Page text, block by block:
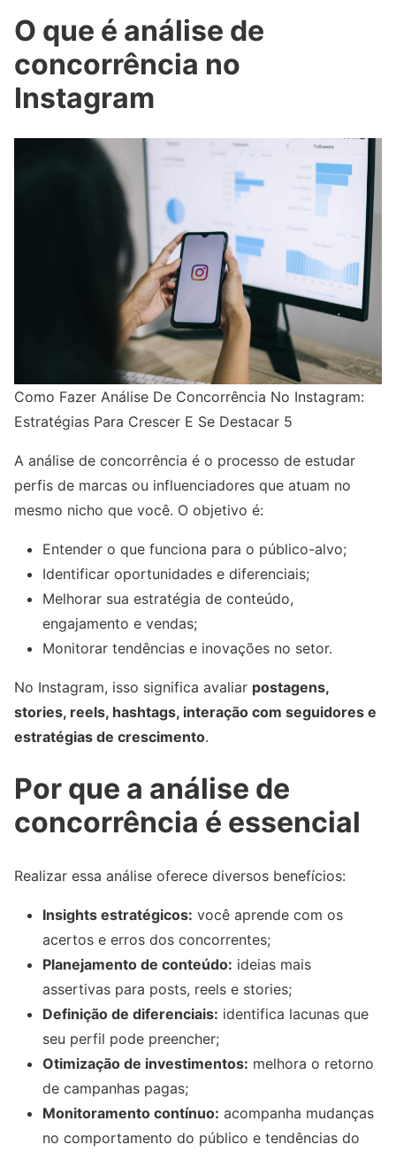
O que é análise de
concorrência no
Instagram
Como Fazer Análise De Concorrência No Instagram:
Estratégias Para Crescer E Se Destacar 5
A análise de concorrência é o processo de estudar
perfis de marcas ou influenciadores que atuam no
mesmo nicho que você. O objetivo é:
Entender o que funciona para o público-alvo;
Identificar oportunidades e diferenciais;
Melhorar sua estratégia de conteúdo,
engajamento e vendas;
Monitorar tendências e inovações no setor.
No Instagram, isso significa avaliar postagens,
stories, reels, hashtags, interação com seguidores e
estratégias de crescimento.
Por que a análise de
concorrência é essencial
Realizar essa análise oferece diversos benefícios:
Insights estratégicos: você aprende com os
acertos e erros dos concorrentes;
Planejamento de conteúdo: ideias mais
assertivas para posts, reels e stories;
Definição de diferenciais: identifica lacunas que
seu perfil pode preencher;
Otimização de investimentos: melhora o retorno
de campanhas pagas;
Monitoramento contínuo: acompanha mudanças
no comportamento do público e tendências do